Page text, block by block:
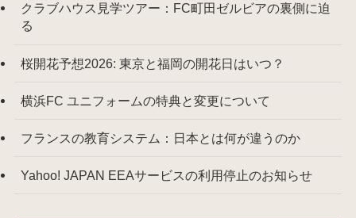
クラブハウス見学ツアー：FC町田ゼルビアの裏側に迫
る
桜開花予想2026: 東京と福岡の開花日はいつ？
横浜FC ユニフォームの特典と変更について
フランスの教育システム：日本とは何が違うのか
Yahoo! JAPAN EEAサービスの利用停止のお知らせ